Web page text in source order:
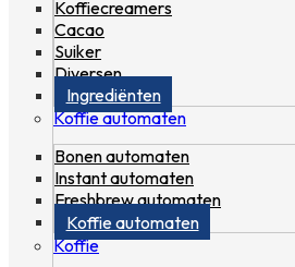
Koffiecreamers
Cacao
Suiker
Diversen
Ingrediënten
Koffie automaten
Bonen automaten
Instant automaten
Freshbrew automaten
Koffie automaten
Koffie